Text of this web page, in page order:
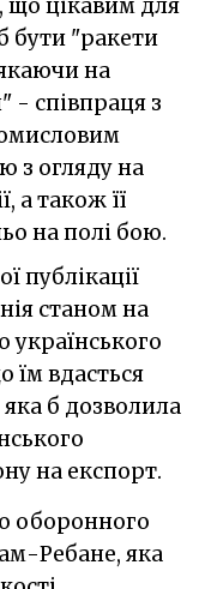
що цікавим для
бути "ракети
на
- співпраця з
з огляду на
а також її
на полі бою.
публікації
станом на
українського
їм вдасться
яка б дозволила
на експорт.
оборонного
Ребане, яка